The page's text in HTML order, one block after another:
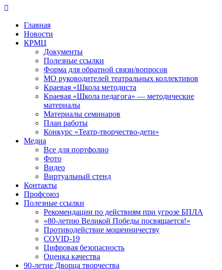
Перейти
контентуГлавная
Новости
КРМЦ
Документы
Полезные ссылки
Форма для обратной связи/вопросов
МО руководителей театральных коллективов
Краевая «Школа методиста
Краевая «Школа педагога» — методические
материалы
Материалы семинаров
План работы
Конкурс «Театр-творчество-дети»
Медиа
Все для портфолио
Фото
Видео
Виртуальный стенд
Контакты
Профсоюз
Полезные ссылки
Рекомендации по действиям при угрозе БПЛА
«80-летию Великой Победы посвящается!»
Противодействие мошенничеству
COVID-19
Цифровая безопасность
Оценка качества
90-летие Дворца творчества